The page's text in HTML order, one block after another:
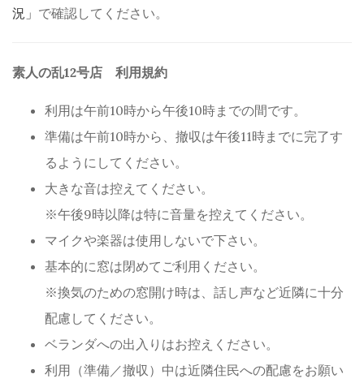
況」 で確認してください。
素人の乱12号店 利用規約
利用は午前10時から午後10時までの間です。
準備は午前10時から、撤収は午後11時までに完了す
るようにしてください。
大きな音は控えてください。
※午後9時以降は特に音量を控えてください。
マイクや楽器は使用しないで下さい。
基本的に窓は閉めてご利用ください。
※換気のための窓開け時は、話し声など近隣に十分
配慮してください。
ベランダへの出入りはお控えください。
利用（準備／撤収）中は近隣住民への配慮をお願い